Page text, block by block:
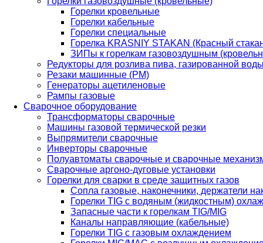
Горелки кровельные
Горелки кабельные
Горелки специальные
Горелка KRASNIY STAKAN (Красный
ЗИПы к горелкам газовоздушным
Редукторы для розлива пива, газированной
Резаки машинные (РМ)
Генераторы ацетиленовые
Рампы газовые
Сварочное оборудование
Трансформаторы сварочные
Машины газовой термической резки
Выпрямители сварочные
Инверторы сварочные
Полуавтоматы сварочные и сварочные
Сварочные аргоно-дуговые установки
Горелки для сварки в среде защитных газов
Сопла газовые, наконечники, держатели
Горелки TIG с водяным (жидкостным)
Запасные части к горелкам TIG/MIG
Каналы направляющие (кабельные)
Горелки TIG с газовым охлаждением